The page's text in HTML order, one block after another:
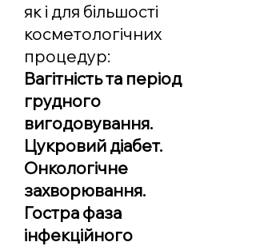
як і для більшості
косметологічних
процедур:
Вагітність та період
грудного
вигодовування.
Цукровий діабет.
Онкологічне
захворювання.
Гостра фаза
інфекційного